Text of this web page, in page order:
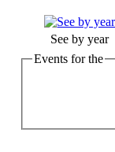
See by year
Events for the